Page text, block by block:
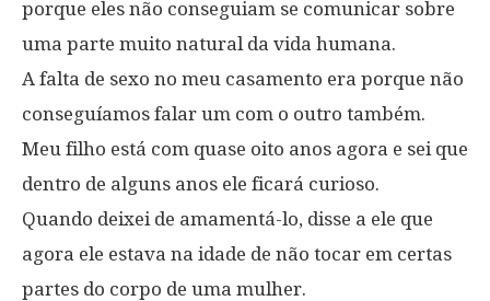
porque eles não conseguiam se comunicar sobre
uma parte muito natural da vida humana.
A falta de sexo no meu casamento era porque não
conseguíamos falar um com o outro também.
Meu filho está com quase oito anos agora e sei que
dentro de alguns anos ele ficará curioso.
Quando deixei de amamentá-lo, disse a ele que
agora ele estava na idade de não tocar em certas
partes do corpo de uma mulher.